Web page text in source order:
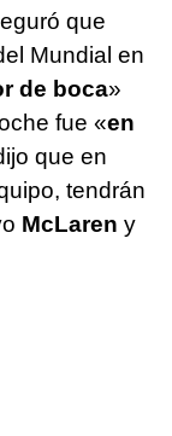
que
Mundial en
de boca»
fue «en
que en
tendrán
McLaren y